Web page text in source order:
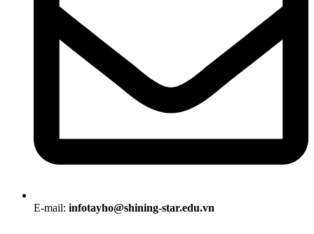
E-mail: infotayho@shining-star.edu.vn